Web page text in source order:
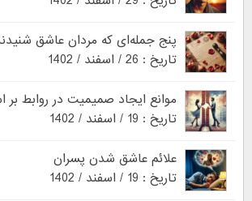
پنج جمله‌ای که مردان عاشق
تاریخ : 26 / اسفند / 1402
موانع ایجاد صمیمیت در روابط
تاریخ : 19 / اسفند / 1402
علائم عاشق شدن پسران
تاریخ : 19 / اسفند / 1402